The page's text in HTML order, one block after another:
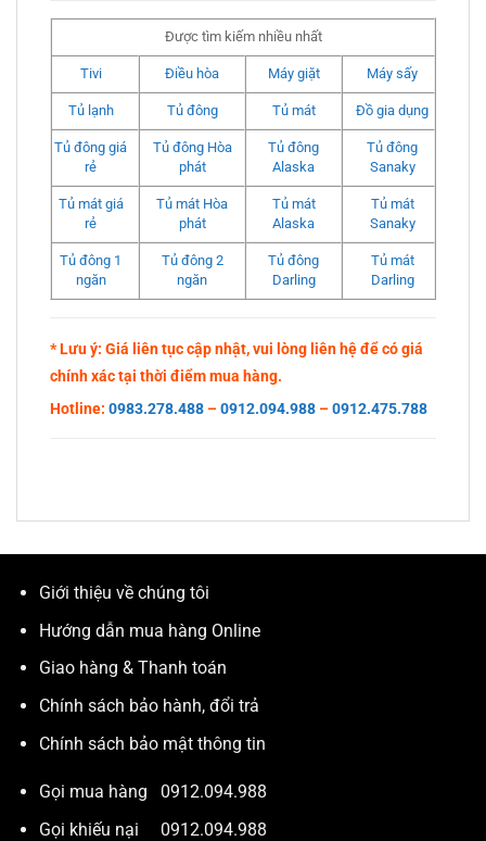
Được tìm kiếm nhiều nhất
Tivi Điều hòa Máy giặt Máy sấy
Tủ lạnh Tủ đông Tủ mát Đồ gia dụng
Tủ đông giá
rẻ
Tủ đông Hòa
phát
Tủ đông
Alaska
Tủ đông
Sanaky
Tủ mát giá
rẻ
Tủ mát Hòa
phát
Tủ mát
Alaska
Tủ mát
Sanaky
Tủ đông 1
ngăn
Tủ đông 2
ngăn
Tủ đông
Darling
Tủ mát
Darling
* Lưu ý: Giá liên tục cập nhật, vui lòng liên hệ để có giá
chính xác tại thời điểm mua hàng.
Hotline: 0983.278.488 –0912.094.988 –0912.475.788
Giới thiệu về chúng tôi
Hướng dẫn mua hàng Online
Giao hàng & Thanh toán
Chính sách bảo hành, đổi trả
Chính sách bảo mật thông tin
Gọi mua hàng 0912.094.988
Gọi khiếu nại 0912.094.988